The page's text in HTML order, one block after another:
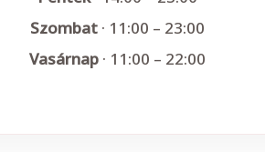
Szombat· 11:00 – 23:00
Vasárnap· 11:00 – 22:00